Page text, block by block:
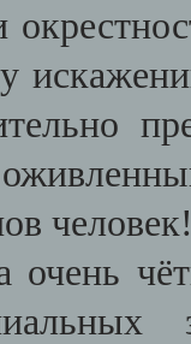
очень